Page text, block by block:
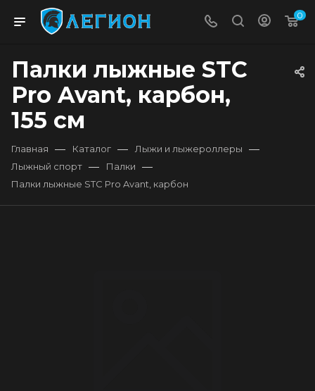
0
Палки лыжные STC
Pro Avant, карбон,
155 см
Главная — Каталог — Лыжи и лыжероллеры —
Лыжный спорт — Палки —
Палки лыжные STC Pro Avant, карбон